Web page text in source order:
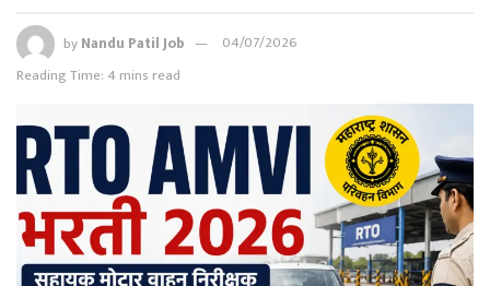
byNandu Patil Job
04/07/2026
Reading Time: 4 mins read